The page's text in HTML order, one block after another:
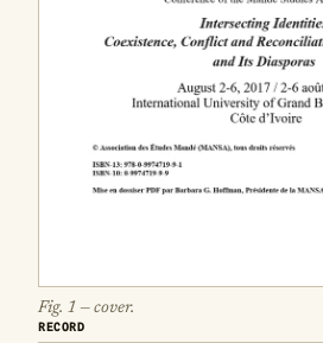
Fig. 1 — cover.
RECORD